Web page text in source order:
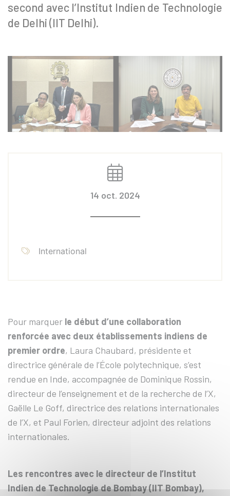
second avec l’Institut Indien de Technologie
de Delhi (IIT Delhi).
14 oct. 2024
International
Pour marquer le début d’une collaboration
renforcée avec deux établissements indiens de
premier ordre, Laura Chaubard, présidente et
directrice générale de l’École polytechnique, s’est
rendue en Inde, accompagnée de Dominique Rossin,
directeur de l’enseignement et de la recherche de l’X,
Gaëlle Le Goff, directrice des relations internationales
de l’X, et Paul Forien, directeur adjoint des relations
internationales.
Les rencontres avec le directeur de l’Institut
Indien de Technologie de Bombay (IIT Bombay),